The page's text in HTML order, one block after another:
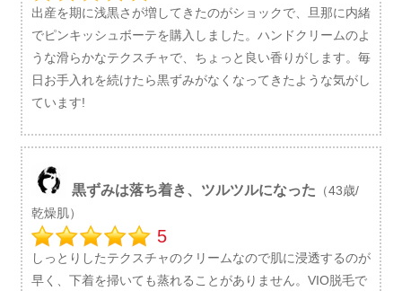
出産を期に浅黒さが増してきたのがショックで、旦那に内緒
でピンキッシュボーテを購入しました。ハンドクリームのよ
うな滑らかなテクスチャで、ちょっと良い香りがします。毎
日お手入れを続けたら黒ずみがなくなってきたような気がし
ています!
黒ずみは落ち着き、ツルツルになった （43歳/
乾燥肌）
5
しっとりしたテクスチャのクリームなので肌に浸透するのが
早く、下着を掃いても蒸れることがありません。VIO脱毛で